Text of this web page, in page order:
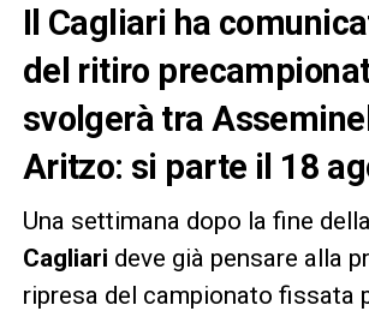
Il Cagliari ha
del ritiro
svolgerà tra
Aritzo: si parte il 18
Una settimana dopo la fine
Cagliari deve già pensare alla
ripresa del campionato fissata